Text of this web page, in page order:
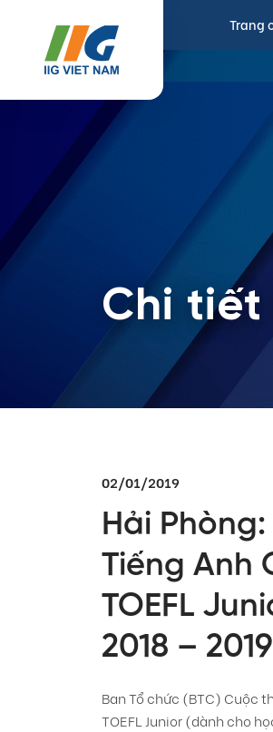
Trang
Chi
02/01/2019
Hải
Tiếng Anh
TOEFL
2018 – 2019
Ban Tổ chức (BTC) Cuộc
TOEFL Junior (dành cho